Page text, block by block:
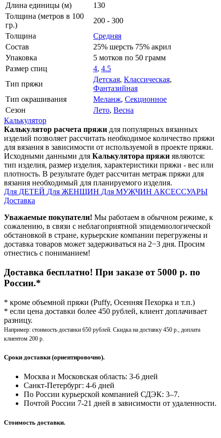
Длина единицы (м)
130
Толщина (метров в 100
гр.)
200 - 300
Толщина
Средняя
Состав
25% шерсть 75% акрил
Упаковка
5 мотков по 50 грамм
Размер спиц
4, 4.5
Тип пряжи
Детская, Классическая,
Фантазийная
Тип окрашивания
Меланж, Секционное
Сезон
Лето, Весна
Калькулятор
Калькулятор расчета пряжи для популярных вязанных
изделий позволяет рассчитать необходимое количество пряжи
для вязания в зависимости от используемой в проекте пряжи.
Исходными данными для Калькулятора пряжи являются:
тип изделия, размер изделия, характеристики пряжи - вес или
плотность. В результате будет рассчитан метраж пряжи для
вязания необходимый для планируемого изделия.
Для ДЕТЕЙ Для ЖЕНЩИН Для МУЖЧИН АКСЕССУАРЫ
Доставка
Уважаемые покупатели! Мы работаем в обычном режиме, к
сожалению, в связи с неблагоприятной эпидемиологической
обстановкой в стране, курьерские компании перегружены и
доставка товаров может задерживаться на 2−3 дня. Просим
отнестись с пониманием!
Доставка бесплатно! При заказе от 5000 р. по
России.*
* кроме объемной пряжи (Puffy, Осенняя Пехорка и т.п.)
* если цена доставки более 450 рублей, клиент доплачивает
разницу.
Например: стоимость доставки 650 рублей. Скидка на доставку 450 р., доплата
клиентом 200 р.
Сроки доставки (ориентировочно).
Москва и Московская область: 3-6 дней
Санкт-Петербург: 4-6 дней
По России курьерской компанией СДЭК: 3–7.
Почтой России 7-21 дней в зависимости от удаленности.
Стоимость доставки.